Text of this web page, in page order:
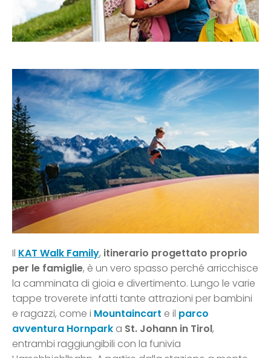
Il KAT Walk Family, itinerario progettato proprio
per le famiglie, è un vero spasso perché arricchisce
la camminata di gioia e divertimento. Lungo le varie
tappe troverete infatti tante attrazioni per bambini
e ragazzi, come i Mountaincart e il parco
avventura Hornpark a St. Johann in Tirol,
entrambi raggiungibili con la funivia